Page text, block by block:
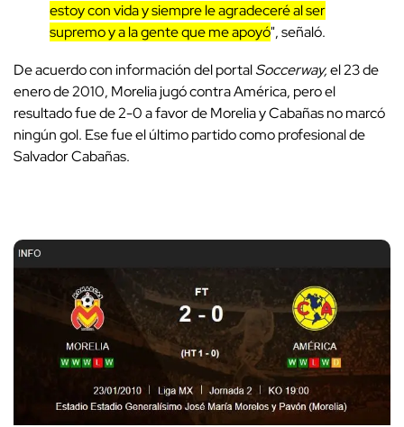
estoy con vida y siempre le agradeceré al ser
supremo y a la gente que me apoyó", señaló.
De acuerdo con información del portalSoccerway,el 23 de
enero de 2010, Morelia jugó contra América, pero el
resultado fue de 2-0 a favor de Morelia y Cabañas no marcó
ningún gol. Ese fue el último partido como profesional de
Salvador Cabañas.